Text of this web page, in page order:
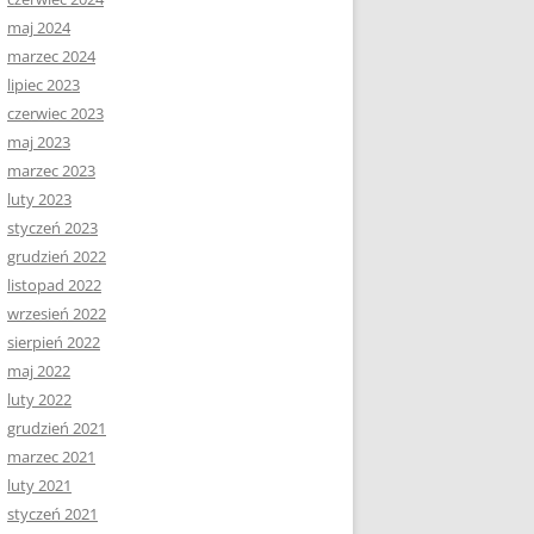
maj 2024
marzec 2024
lipiec 2023
czerwiec 2023
maj 2023
marzec 2023
luty 2023
styczeń 2023
grudzień 2022
listopad 2022
wrzesień 2022
sierpień 2022
maj 2022
luty 2022
grudzień 2021
marzec 2021
luty 2021
styczeń 2021